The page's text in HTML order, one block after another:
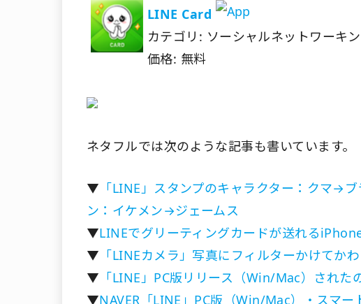
LINE Card
カテゴリ: ソーシャルネットワーキ
価格: 無料
ネタフルでは次のような記事も書いています。
▼ 「LINE」スタンプのキャラクター：クマ→
ン：イケメン→ジェームス
▼LINEでグリーティングカードが送れる
▼ 「LINEカメラ」写真にフィルターかけてか
▼ 「LINE」PC版リリース（Win/Mac）された
▼NAVER「LINE」PC版（Win/Mac）・スマ